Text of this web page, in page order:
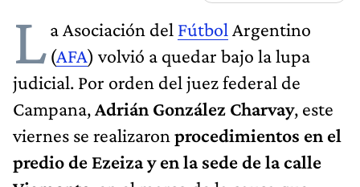
La Asociación del Fútbol Argentino
(AFA) volvió a quedar bajo la lupa
judicial. Por orden del juez federal de
Campana,Adrián González Charvay, este
viernes se realizaron procedimientos en el
predio de Ezeiza y en la sede de la calle